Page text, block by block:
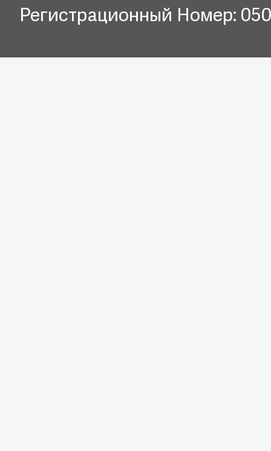
Регистрационный Номер: